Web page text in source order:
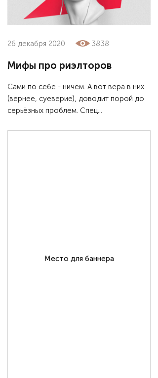
26 декабря 2020 3838
Мифы про риэлторов
Сами по себе - ничем. А вот вера в них
(вернее, суеверие), доводит порой до
серьёзных проблем. Спец...
Место для баннера